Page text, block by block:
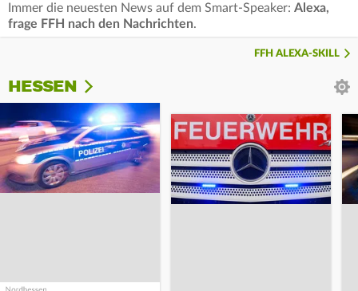
Immer die neuesten News auf dem Smart-Speaker: Alexa,
frage FFH nach den Nachrichten.
FFH ALEXA-SKILL
HESSEN